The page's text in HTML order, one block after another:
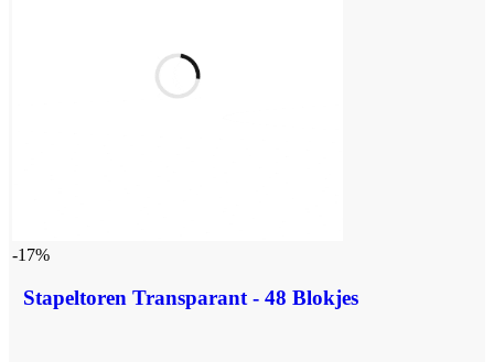
-17%
Stapeltoren Transparant - 48 Blokjes